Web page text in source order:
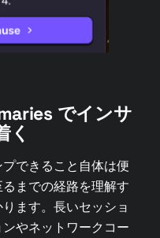
でインサ
く
できること自体は便
までの経路を理解す
ます。長いセッショ
やネットワークコー